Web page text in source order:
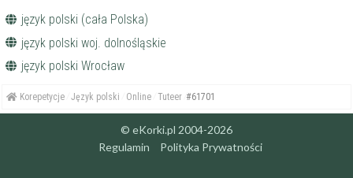
język polski (cała Polska)
język polski woj. dolnośląskie
język polski Wrocław
Korepetycje Język polski Online Tuteer #61701
© eKorki.pl 2004-2026
Regulamin
Polityka Prywatności